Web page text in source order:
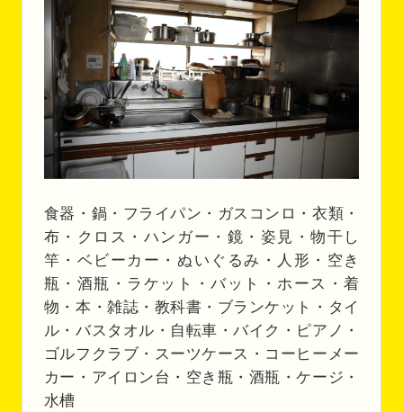
食器・鍋・フライパン・ガスコンロ・衣類・
布・クロス・ハンガー・鏡・姿見・物干し
竿・ベビーカー・ぬいぐるみ・人形・空き
瓶・酒瓶・ラケット・バット・ホース・着
物・本・雑誌・教科書・ブランケット・タイ
ル・バスタオル・自転車・バイク・ピアノ・
ゴルフクラブ・スーツケース・コーヒーメー
カー・アイロン台・空き瓶・酒瓶・ケージ・
水槽